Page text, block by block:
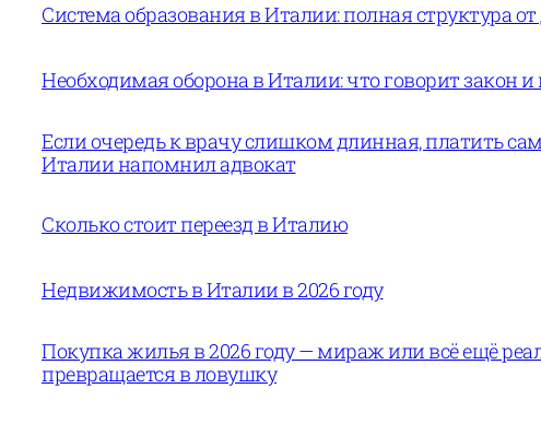
Система образования в Италии: полная структура от
Необходимая оборона в Италии: что говорит закон
Если очередь к врачу слишком длинная, платить
Италии напомнил адвокат
Сколько стоит переезд в Италию
Недвижимость в Италии в 2026 году
Покупка жилья в 2026 году — мираж или всё ещё
превращается в ловушку